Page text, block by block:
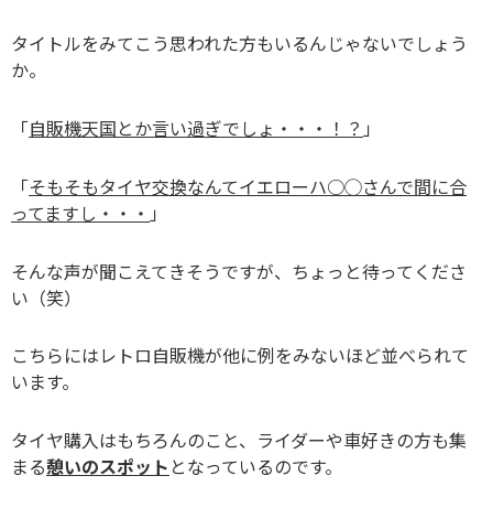
タイトルをみてこう思われた方もいるんじゃないでしょう
か。
「自販機天国とか言い過ぎでしょ・・・！？ 」
「そもそもタイヤ交換なんてイエローハ○◯さんで間に合
ってますし・・・ 」
そんな声が聞こえてきそうですが、ちょっと待ってくださ
い（笑）
こちらにはレトロ自販機が他に例をみないほど並べられて
います。
タイヤ購入はもちろんのこと、ライダーや車好きの方も集
まる憩いのスポット となっているのです。